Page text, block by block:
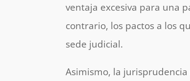
ventaja excesiva para una
contrario, los pactos a los
sede judicial.
Asimismo, la